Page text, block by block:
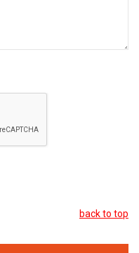
back to top